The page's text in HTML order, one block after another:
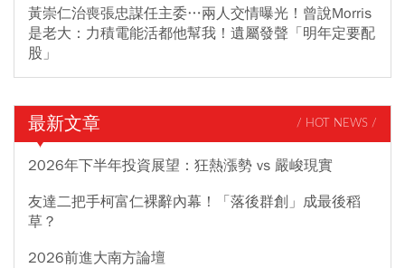
黃崇仁治喪張忠謀任主委…兩人交情曝光！曾說Morris
是老大：力積電能活都他幫我！遺屬發聲「明年定要配
股」
最新文章 / HOT NEWS /
2026年下半年投資展望：狂熱漲勢 vs 嚴峻現實
友達二把手柯富仁裸辭內幕！「落後群創」成最後稻
草？
2026前進大南方論壇